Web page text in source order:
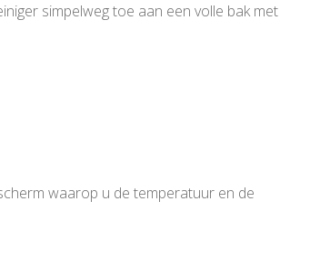
simpelweg toe aan een volle bak met
waarop u de temperatuur en de